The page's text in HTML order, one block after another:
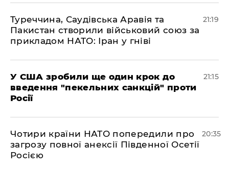
​Туреччина, Саудівська Аравія та
Пакистан створили військовий союз за
прикладом НАТО: Іран у гніві
21:19
​У США зробили ще один крок до
введення "пекельних санкцій" проти
Росії
21:15
​Чотири країни НАТО попередили про
загрозу повної анексії Південної Осетії
Росією
20:35